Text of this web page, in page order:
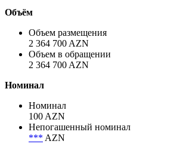
Объём
Объем размещения
2 364 700 AZN
Объем в обращении
2 364 700 AZN
Номинал
Номинал
100 AZN
Непогашенный номинал
*** AZN